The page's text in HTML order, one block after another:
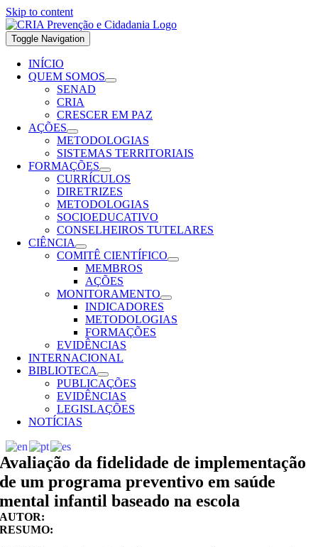
Skip to content
Toggle Navigation
INÍCIO
QUEM SOMOS
SENAD
CRIA
CRESCER EM PAZ
AÇÕES
METODOLOGIAS
SISTEMAS TERRITORIAIS
FORMAÇÕES
CURRÍCULOS
DIRETRIZES
METODOLOGIAS
SOCIOEDUCATIVO
CONSELHEIROS TUTELARES
CIÊNCIA
COMITÊ CIENTÍFICO
MEMBROS
AÇÕES
MONITORAMENTO
INDICADORES
METODOLOGIAS
FORMAÇÕES
EVIDÊNCIAS
INTERNACIONAL
BIBLIOTECA
PUBLICAÇÕES
EVIDÊNCIAS
LEGISLAÇÕES
NOTÍCIAS
Avaliação da fidelidade de implementação
de um programa preventivo em saúde
mental infantil baseado na escola
AUTOR:
RESUMO: